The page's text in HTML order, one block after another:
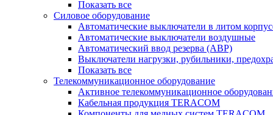
Показать все
Силовое оборудование
Автоматические выключатели в литом
Автоматические выключатели воздушные
Автоматический ввод резерва (АВР)
Выключатели нагрузки, рубильники,
Показать все
Телекоммуникационное оборудование
Активное телекоммуникационное
Кабельная продукция TERACOM